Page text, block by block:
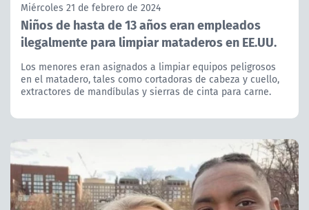
Miércoles 21 de febrero de 2024
Niños de hasta de 13 años eran empleados
ilegalmente para limpiar mataderos en EE.UU.
Los menores eran asignados a limpiar equipos peligrosos
en el matadero, tales como cortadoras de cabeza y cuello,
extractores de mandíbulas y sierras de cinta para carne.